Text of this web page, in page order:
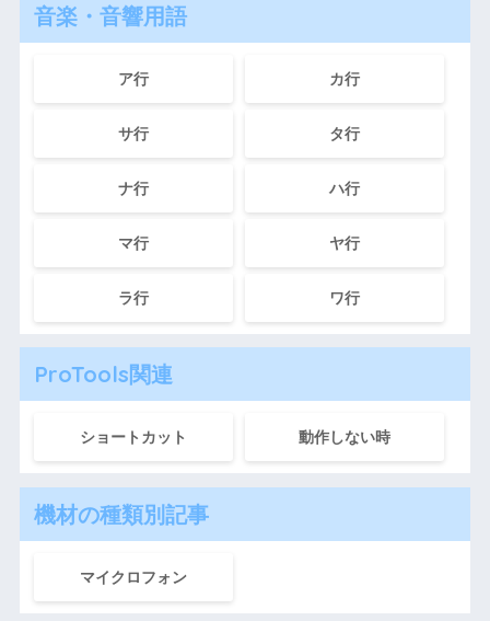
音楽・音響用語
ア行 カ行
サ行 タ行
ナ行 ハ行
マ行 ヤ行
ラ行 ワ行
ProTools関連
ショートカット 動作しない時
機材の種類別記事
マイクロフォン